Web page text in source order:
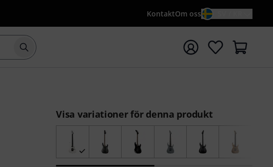
KontaktOm oss
Börja sökningen med söktermen {searchTerm}
Visa variationer för denna produkt